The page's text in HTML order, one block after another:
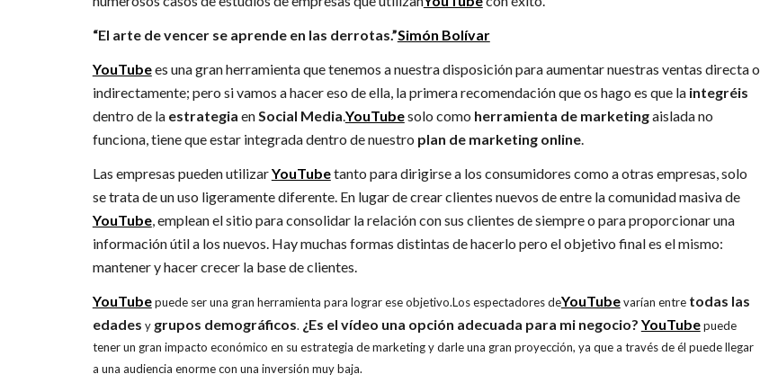
“El arte de vencer se aprende en las derrotas.”Simón Bolívar
YouTubees una gran herramienta que tenemos a nuestra disposición para aumentar nuestras ventas directa o
indirectamente; pero si vamos a hacer eso de ella, la primera recomendación que os hago es que la integréis
dentro de la estrategia enSocial Media.YouTubesolo como herramienta de marketingaislada no
funciona, tiene que estar integrada dentro de nuestro plan de marketing online.
Las empresas pueden utilizarYouTubetanto para dirigirse a los consumidores como a otras empresas, solo
se trata de un uso ligeramente diferente. En lugar de crear clientes nuevos de entre la comunidad masiva de
YouTube, emplean el sitio para consolidar la relación con sus clientes de siempre o para proporcionar una
información útil a los nuevos. Hay muchas formas distintas de hacerlo pero el objetivo final es el mismo:
mantener y hacer crecer la base de clientes.
YouTubepuede ser una gran herramienta para lograr ese objetivo.Los espectadores deYouTubevarían entre todas las
edades y grupos demográficos. ¿Es el vídeo una opción adecuada para mi negocio? YouTubepuede
tener un gran impacto económico en su estrategia de marketing y darle una gran proyección, ya que a través de él puede llegar
a una audiencia enorme con una inversión muy baja.